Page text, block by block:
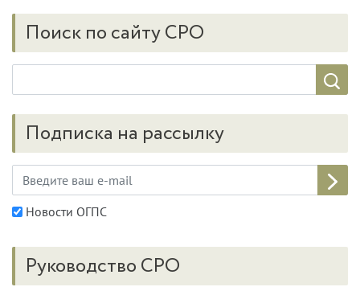
Поиск по сайту СРО
Подписка на рассылку
Новости ОГПС
Руководство СРО